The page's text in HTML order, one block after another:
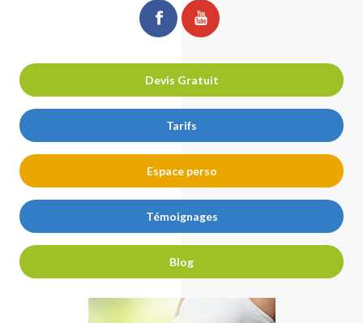
ChirurgiePro
sur
ChirurgiePro
sur
Devis Gratuit
Tarifs
Espace perso
Témoignages
Blog